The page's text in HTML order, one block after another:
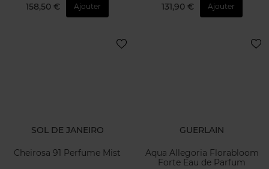
158,50 € Ajouter 131,90 € Ajouter
SOL DE JANEIRO
Cheirosa 91 Perfume Mist
GUERLAIN
Aqua Allegoria Florabloom
Forte Eau de Parfum